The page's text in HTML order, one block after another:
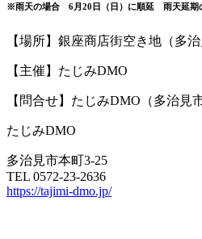
※雨天の場合 6月20日（日）に順延 雨天延期
【場所】銀座商店街空き地（多治
【主催】たじみDMO
【問合せ】たじみDMO（多治見
たじみDMO
多治見市本町3-25
TEL 0572-23-2636
https://tajimi-dmo.jp/